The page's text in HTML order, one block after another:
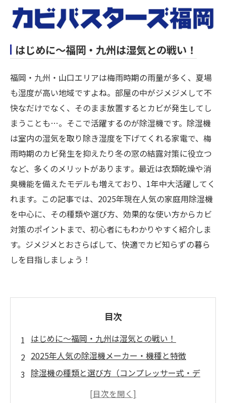
はじめに～福岡・九州は湿気との戦い！
福岡・九州・山口エリアは梅雨時期の雨量が多く、夏場
も湿度が高い地域ですよね。部屋の中がジメジメして不
快なだけでなく、そのまま放置するとカビが発生してし
まうことも…。そこで活躍するのが除湿機です。除湿機
は室内の湿気を取り除き湿度を下げてくれる家電で、梅
雨時期のカビ発生を抑えたり冬の窓の結露対策に役立つ
など、多くのメリットがあります​。最近は衣類乾燥や消
臭機能を備えたモデルも増えており、1年中大活躍してく
れます。この記事では、2025年現在人気の家庭用除湿機
を中心に、その種類や選び方、効果的な使い方からカビ
対策のポイントまで、初心者にもわかりやすく紹介しま
す。ジメジメとおさらばして、快適でカビ知らずの暮ら
しを目指しましょう！
目次
はじめに～福岡・九州は湿気との戦い！
2025年人気の除湿機メーカー・機種と特徴
除湿機の種類と選び方（コンプレッサー式・デ
シカント式・ハイブリッド式）